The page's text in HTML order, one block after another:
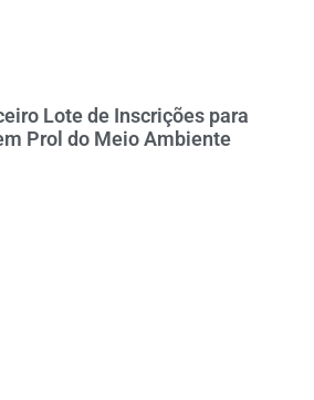
Lote de Inscrições para
Prol do Meio Ambiente